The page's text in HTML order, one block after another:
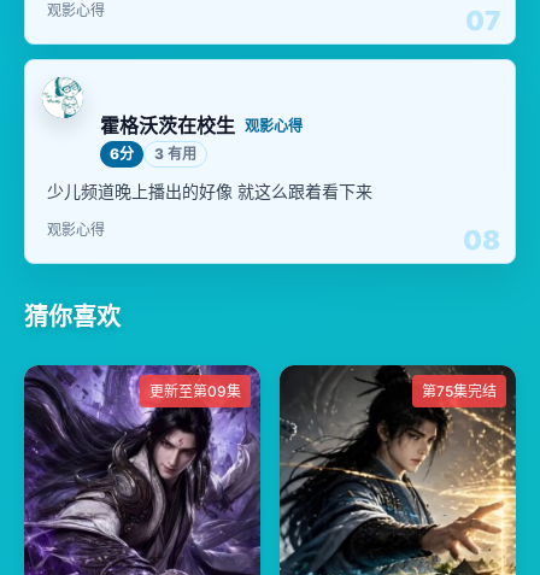
07
观影心得
08
霍格沃茨在校生 观影心得
6分
3 有用
少儿频道晚上播出的好像 就这么跟着看下来
观影心得
猜你喜欢
更新至第09集 第75集完结